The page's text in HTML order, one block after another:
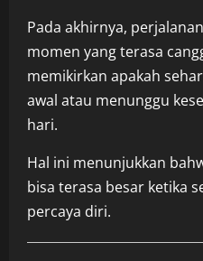
Pada akhirnya,
momen yang terasa
memikirkan apakah
awal atau menunggu
hari.
Hal ini menunjukkan
bisa terasa besar ketika
percaya diri.